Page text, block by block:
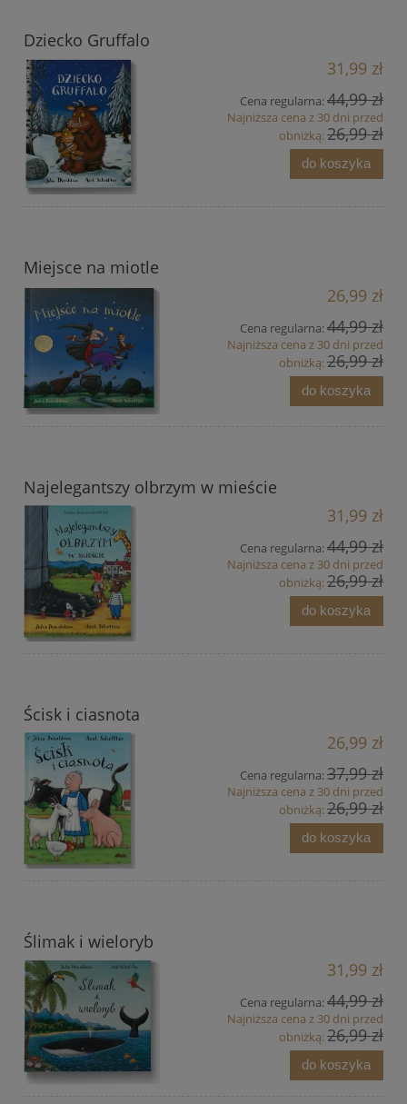
Dziecko Gruffalo
31,99 zł
Cena regularna:44,99 zł
Najniższa cena z 30 dni przed
obniżką:26,99 zł
do koszyka
Miejsce na miotle
26,99 zł
Cena regularna:44,99 zł
Najniższa cena z 30 dni przed
obniżką:26,99 zł
do koszyka
Najelegantszy olbrzym w mieście
31,99 zł
Cena regularna:44,99 zł
Najniższa cena z 30 dni przed
obniżką:26,99 zł
do koszyka
Ścisk i ciasnota
26,99 zł
Cena regularna:37,99 zł
Najniższa cena z 30 dni przed
obniżką:26,99 zł
do koszyka
Ślimak i wieloryb
31,99 zł
Cena regularna:44,99 zł
Najniższa cena z 30 dni przed
obniżką:26,99 zł
do koszyka